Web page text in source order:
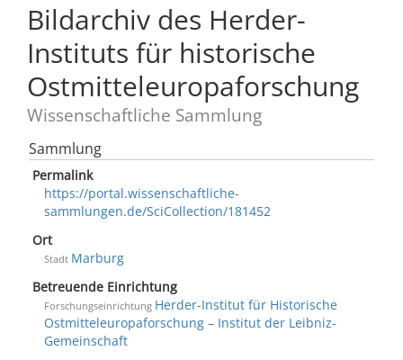
Bildarchiv des Herder-
Instituts für historische
Ostmitteleuropaforschung
Wissenschaftliche Sammlung
Sammlung
Permalink
https://portal.wissenschaftliche-
sammlungen.de/SciCollection/181452
Ort
Stadt Marburg
Betreuende Einrichtung
Forschungseinrichtung Herder-Institut für Historische
Ostmitteleuropaforschung – Institut der Leibniz-
Gemeinschaft